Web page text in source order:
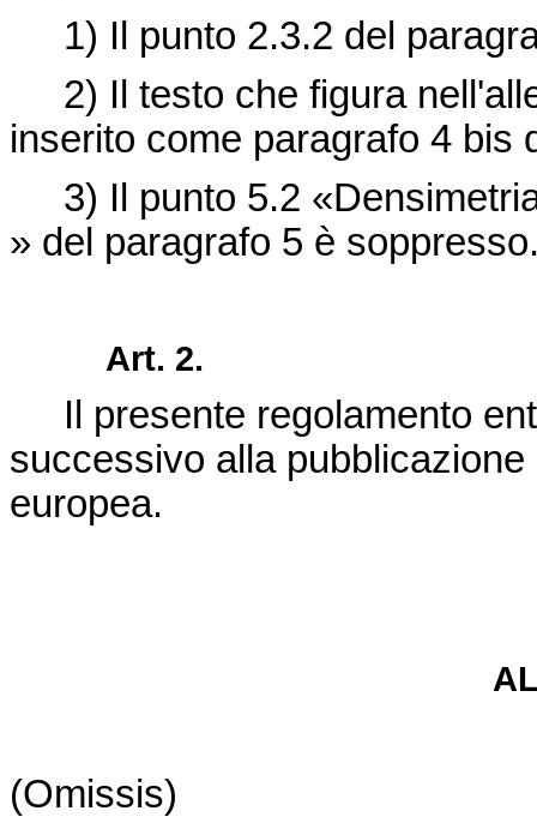
1) Il punto 2.3.2 del
2) Il testo che figura
inserito come paragrafo 4 bis
3) Il punto 5.2
» del paragrafo 5 è
Art. 2.
Il presente regolamento
successivo alla
europea.
(Omissis)